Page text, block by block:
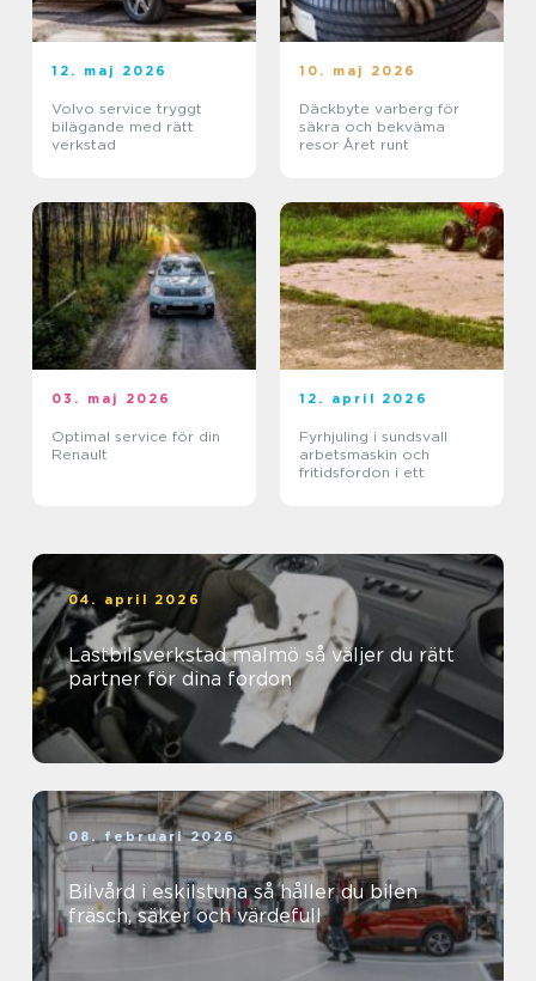
12. maj 2026
Volvo service tryggt
bilägande med rätt
verkstad
10. maj 2026
Däckbyte varberg för
säkra och bekväma
resor Året runt
03. maj 2026
Optimal service för din
Renault
12. april 2026
Fyrhjuling i sundsvall
arbetsmaskin och
fritidsfordon i ett
04. april 2026
Lastbilsverkstad malmö så väljer du rätt
partner för dina fordon
08. februari 2026
Bilvård i eskilstuna så håller du bilen
fräsch, säker och värdefull